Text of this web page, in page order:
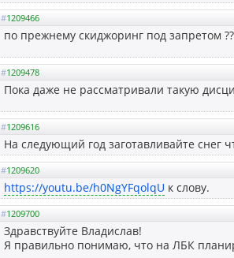
#1209466
по прежнему скиджоринг под запретом
#1209478
Пока даже не рассматривали такую
#1209616
На следующий год заготавливайте снег
#1209620
https://youtu.be/h0NgYFqolqU к слову.
#1209700
Здравствуйте Владислав!
Я правильно понимаю, что на ЛБК